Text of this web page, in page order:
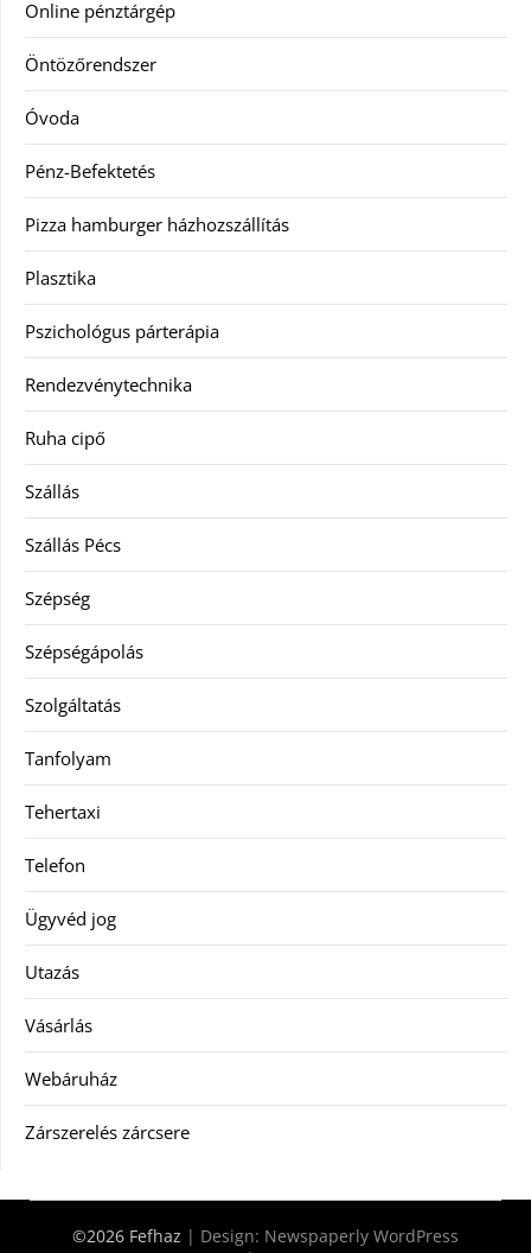
Online pénztárgép
Öntözőrendszer
Óvoda
Pénz-Befektetés
Pizza hamburger házhozszállítás
Plasztika
Pszichológus párterápia
Rendezvénytechnika
Ruha cipő
Szállás
Szállás Pécs
Szépség
Szépségápolás
Szolgáltatás
Tanfolyam
Tehertaxi
Telefon
Ügyvéd jog
Utazás
Vásárlás
Webáruház
Zárszerelés zárcsere
©2026 Fefhaz | Design: Newspaperly WordPress